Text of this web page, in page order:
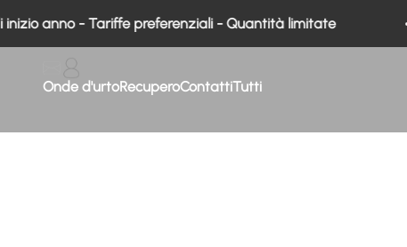
anno - Tariffe preferenziali - Quantità limitate
Onde d'urtoRecuperoContattiTutti
Contattateci